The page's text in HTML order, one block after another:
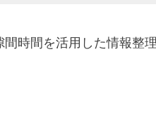
時間を活用した情報整